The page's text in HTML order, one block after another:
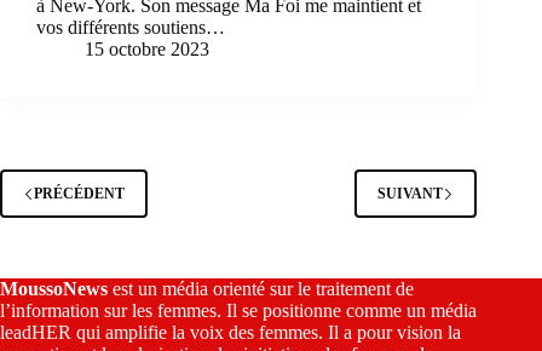
à New-York. Son message Ma Foi me maintient et
vos différents soutiens…
15 octobre 2023
PRÉCÉDENT SUIVANT
MoussoNews est un média orienté sur le traitement de
l’information sur les femmes. Il se positionne comme un média
leadHER qui amplifie la voix des femmes. Il a pour vision la